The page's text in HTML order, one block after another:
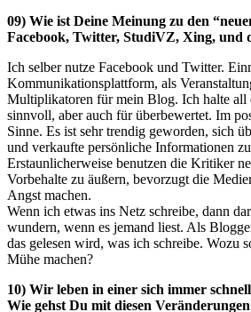
09) Wie ist Deine Meinung zu den
Facebook, Twitter, StudiVZ, Xing, und
Ich selber nutze Facebook und Twitter.
Kommunikationsplattform, als
Multiplikatoren für mein Blog. Ich halte all
sinnvoll, aber auch für überbewertet. Im
Sinne. Es ist sehr trendig geworden, sich
und verkaufte persönliche Informationen
Erstaunlicherweise benutzen die Kritiker
Vorbehalte zu äußern, bevorzugt die
Angst machen.
Wenn ich etwas ins Netz schreibe, dann
wundern, wenn es jemand liest. Als
das gelesen wird, was ich schreibe. Wozu
Mühe machen?
10) Wir leben in einer sich immer
Wie gehst Du mit diesen